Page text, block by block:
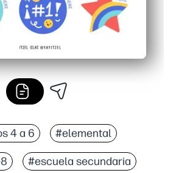
4 a 6 #elemental
#escuela secundaria